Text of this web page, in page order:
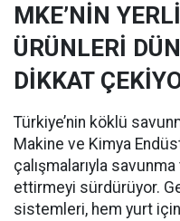
MKE’NİN
ÜRÜNLERİ
DİKKAT
Türkiye’nin köklü
Makine ve Kimya
çalışmalarıyla
ettirmeyi sürdürüyor.
sistemleri, hem yurt